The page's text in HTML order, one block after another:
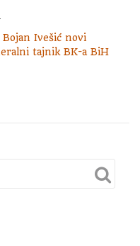
Bojan Ivešić novi
tajnik BK-a BiH